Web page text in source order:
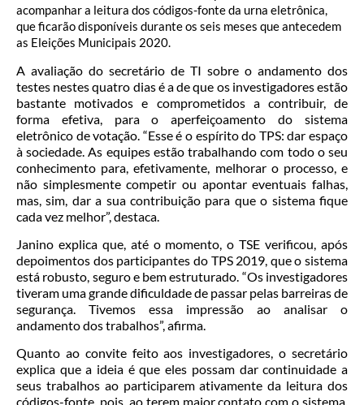
acompanhar a leitura dos códigos-fonte da urna eletrônica,
que ficarão disponíveis durante os seis meses que antecedem
as Eleições Municipais 2020.
A avaliação do secretário de TI sobre o andamento dos
testes nestes quatro dias é a de que os investigadores estão
bastante motivados e comprometidos a contribuir, de
forma efetiva, para o aperfeiçoamento do sistema
eletrônico de votação. “Esse é o espírito do TPS: dar espaço
à sociedade. As equipes estão trabalhando com todo o seu
conhecimento para, efetivamente, melhorar o processo, e
não simplesmente competir ou apontar eventuais falhas,
mas, sim, dar a sua contribuição para que o sistema fique
cada vez melhor”, destaca.
Janino explica que, até o momento, o TSE verificou, após
depoimentos dos participantes do TPS 2019, que o sistema
está robusto, seguro e bem estruturado. “Os investigadores
tiveram uma grande dificuldade de passar pelas barreiras de
segurança. Tivemos essa impressão ao analisar o
andamento dos trabalhos”, afirma.
Quanto ao convite feito aos investigadores, o secretário
explica que a ideia é que eles possam dar continuidade a
seus trabalhos ao participarem ativamente da leitura dos
códigos-fonte, pois, ao terem maior contato com o sistema,